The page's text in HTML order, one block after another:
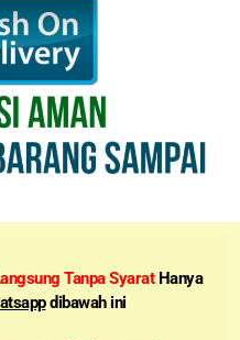
Tanpa Syarat Hanya
dibawah ini